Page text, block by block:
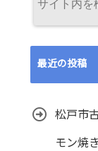
最近の投稿
松戸市
モン焼き